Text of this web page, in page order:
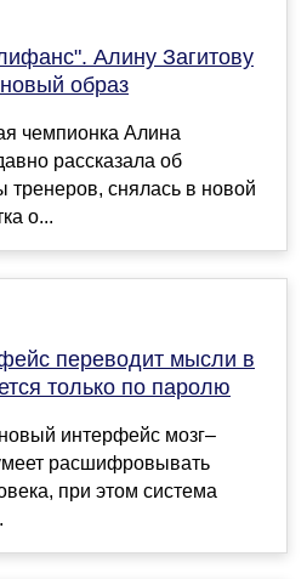
Алину Загитову
образ
чемпионка Алина
рассказала об
тренеров, снялась в новой
о...
переводит мысли в
только по паролю
интерфейс мозг–
расшифровывать
при этом система